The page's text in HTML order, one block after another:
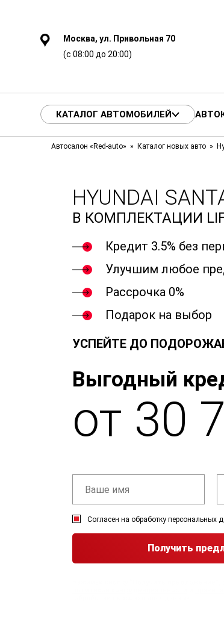
Москва, ул. Привольная 70
(с 08:00 до 20:00)
КАТАЛОГ АВТОМОБИЛЕЙ
Автосалон «Red-auto» Каталог новых авто
HYUNDAI
В КОМПЛЕКТАЦИИ
Кредит 3.5% без
Улучшим любое
Рассрочка 0%
Подарок на выбор
УСПЕЙТЕ ДО
Выгодный
от 30
Согласен на обработку персональных
Получить